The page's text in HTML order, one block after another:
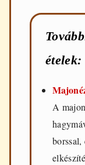
ételek:
A